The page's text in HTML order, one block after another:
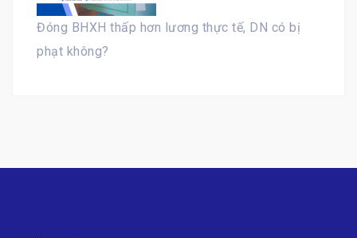
Đóng BHXH thấp hơn lương thực tế, DN có bị
phạt không?